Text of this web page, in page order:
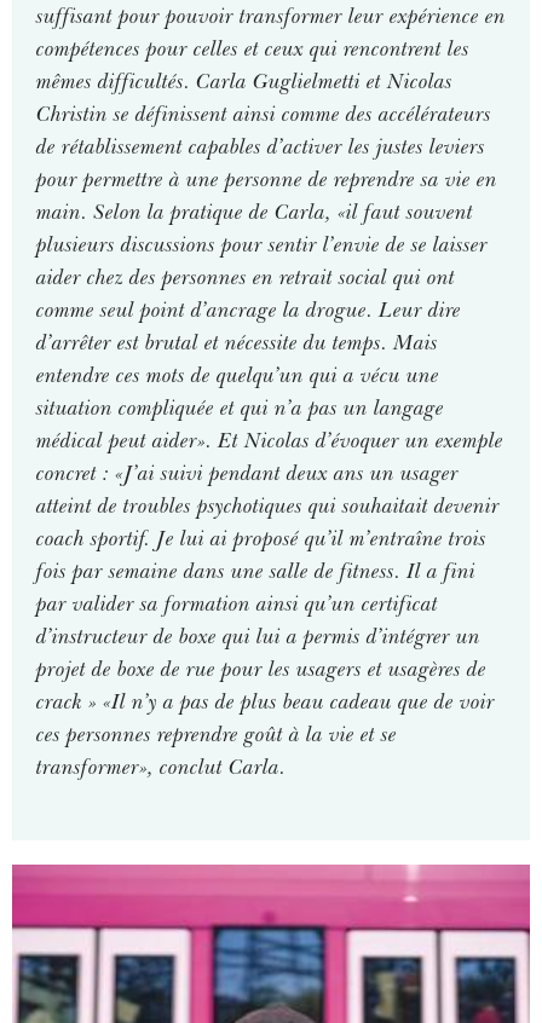
suffisant pour pouvoir transformer leur expérience en
compétences pour celles et ceux qui rencontrent les
mêmes difficultés. Carla Guglielmetti et Nicolas
Christin se définissent ainsi comme des accélérateurs
de rétablissement capables d’activer les justes leviers
pour permettre à une personne de reprendre sa vie en
main. Selon la pratique de Carla, «il faut souvent
plusieurs discussions pour sentir l’envie de se laisser
aider chez des personnes en retrait social qui ont
comme seul point d’ancrage la drogue. Leur dire
d’arrêter est brutal et nécessite du temps. Mais
entendre ces mots de quelqu’un qui a vécu une
situation compliquée et qui n’a pas un langage
médical peut aider». Et Nicolas d’évoquer un exemple
concret : «J’ai suivi pendant deux ans un usager
atteint de troubles psychotiques qui souhaitait devenir
coach sportif. Je lui ai proposé qu’il m’entraîne trois
fois par semaine dans une salle de fitness. Il a fini
par valider sa formation ainsi qu’un certificat
d’instructeur de boxe qui lui a permis d’intégrer un
projet de boxe de rue pour les usagers et usagères de
crack » «Il n’y a pas de plus beau cadeau que de voir
ces personnes reprendre goût à la vie et se
transformer», conclut Carla.